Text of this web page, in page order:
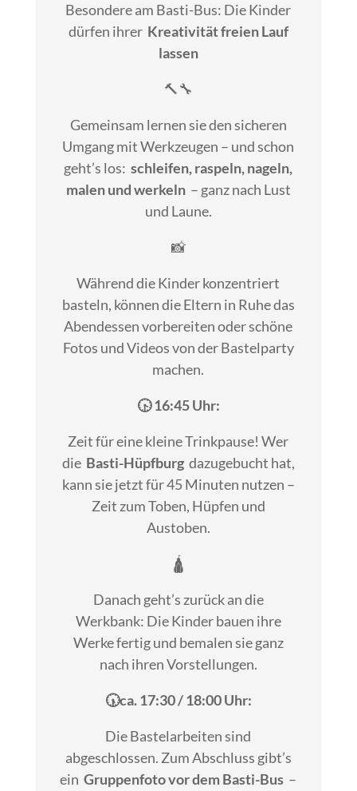
Besondere am Basti-Bus: Die Kinder
dürfen ihrer Kreativität freien Lauf
lassen
🔨🔧
Gemeinsam lernen sie den sicheren
Umgang mit Werkzeugen – und schon
geht’s los:schleifen, raspeln, nageln,
malen und werkeln– ganz nach Lust
und Laune.
📸
Während die Kinder konzentriert
basteln, können die Eltern in Ruhe das
Abendessen vorbereiten oder schöne
Fotos und Videos von der Bastelparty
machen.
🕟 16:45 Uhr:
Zeit für eine kleine Trinkpause! Wer
die Basti-Hüpfburgdazugebucht hat,
kann sie jetzt für 45 Minuten nutzen –
Zeit zum Toben, Hüpfen und
Austoben.
🛕
Danach geht’s zurück an die
Werkbank: Die Kinder bauen ihre
Werke fertig und bemalen sie ganz
nach ihren Vorstellungen.
🕠ca. 17:30 / 18:00 Uhr:
Die Bastelarbeiten sind
abgeschlossen. Zum Abschluss gibt’s
einGruppenfoto vor dem Basti-Bus –